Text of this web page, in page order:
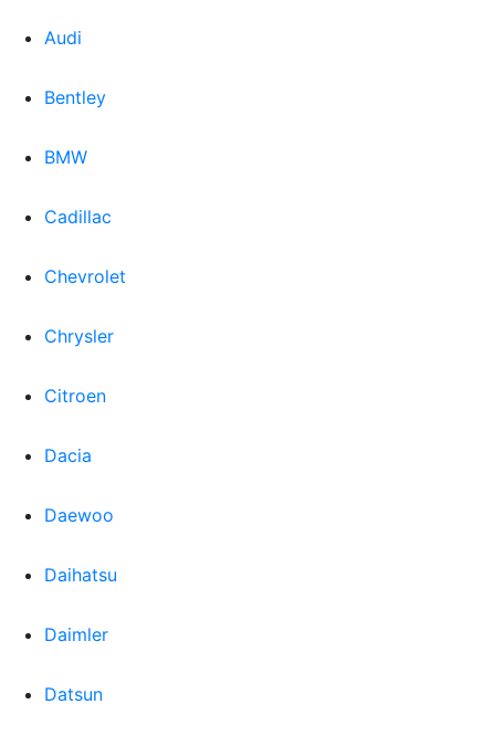
Audi
Bentley
BMW
Cadillac
Chevrolet
Chrysler
Citroen
Dacia
Daewoo
Daihatsu
Daimler
Datsun